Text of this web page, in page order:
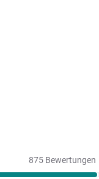
875 Bewertungen